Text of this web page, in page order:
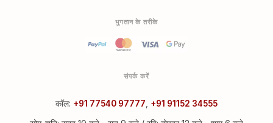
भुगतान के तरीके
संपर्क करें
कॉल: +91 77540 97777 +91 91152 34555